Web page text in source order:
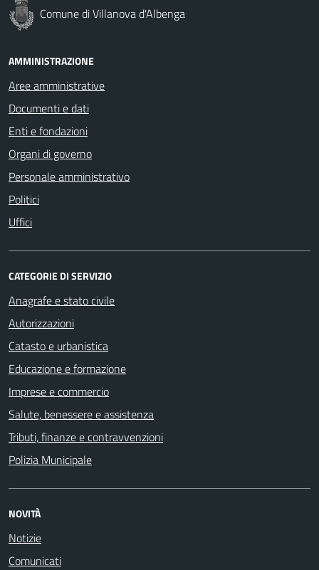
Comune di Villanova d'Albenga
AMMINISTRAZIONE
Aree amministrative
Documenti e dati
Enti e fondazioni
Organi di governo
Personale amministrativo
Politici
Uffici
CATEGORIE DI SERVIZIO
Anagrafe e stato civile
Autorizzazioni
Catasto e urbanistica
Educazione e formazione
Imprese e commercio
Salute, benessere e assistenza
Tributi, finanze e contravvenzioni
Polizia Municipale
NOVITÀ
Notizie
Comunicati